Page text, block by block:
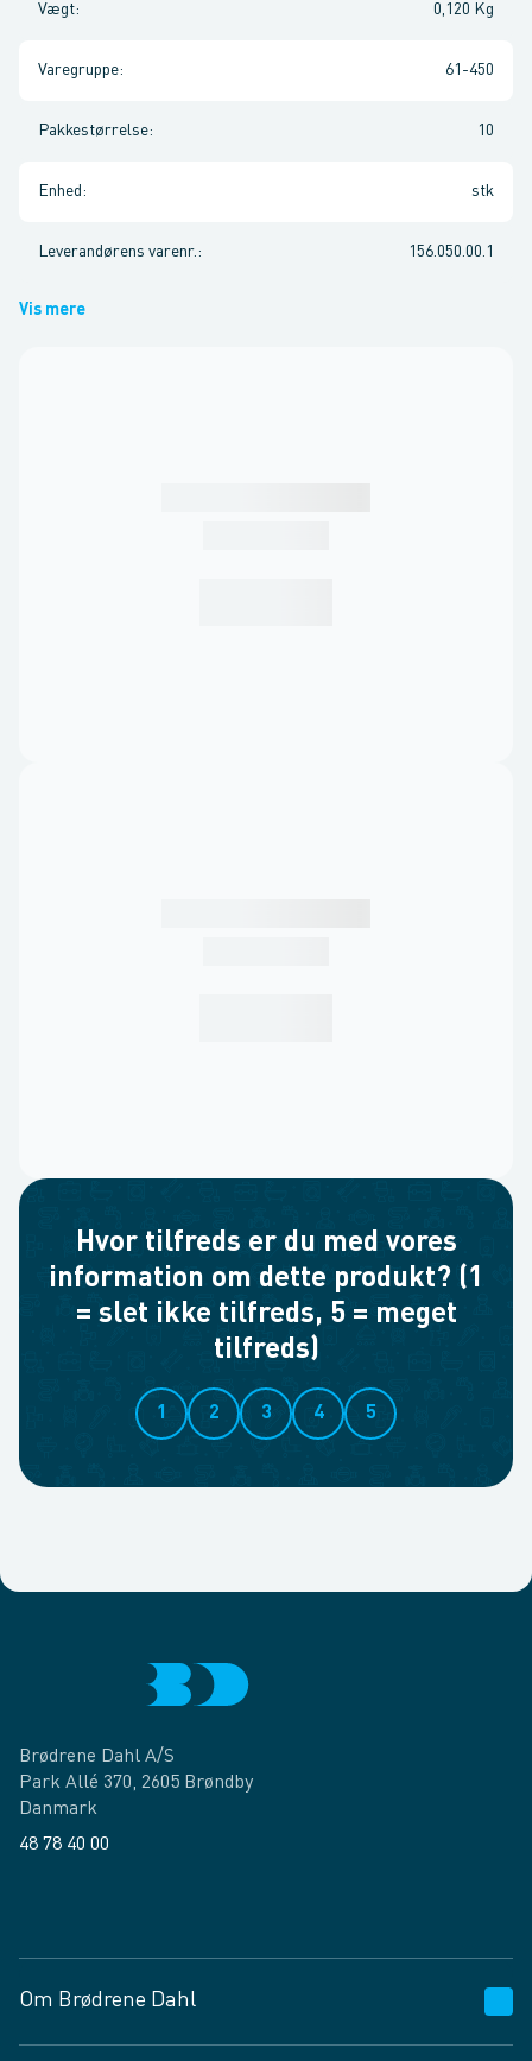
Vægt: 0,120 Kg
Varegruppe: 61-450
Pakkestørrelse: 10
Enhed : stk
Leverandørens varenr. : 156.050.00.1
Vis mere
Hvor tilfreds er du med vores
information om dette produkt? (1
= slet ikke tilfreds, 5 = meget
tilfreds)
1 2 3 4 5
Brødrene Dahl A/S
Park Allé 370, 2605 Brøndby
Danmark
48 78 40 00
Om Brødrene Dahl